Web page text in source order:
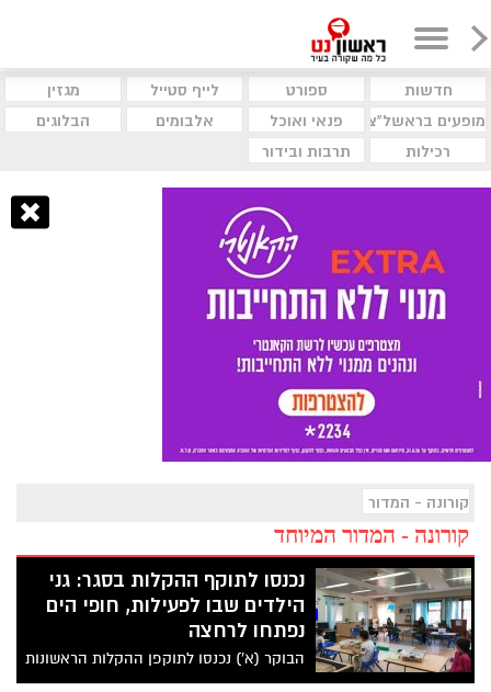
חדשות ספורט לייף סטייל
מגזין
מופעים בראשל"צ
פנאי ואוכל אלבומים
הבלוגים
רכילות
תרבות ובידור
קורונה - המדור המיוחד
קורונה - המדור המיוחד
נכנסו לתוקף ההקלות בסגר: גני
הילדים שבו לפעילות, חופי הים
נפתחו לרחצה
הבוקר (א') נכנסו לתוקפן ההקלות הראשונות
בתכנית היציאה מהסגר של משרד הבריאות.